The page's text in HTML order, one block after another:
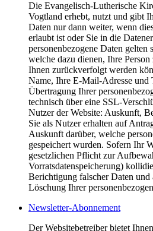
Die Evangelisch-Lutherische
Vogtland erhebt, nutzt und gibt
Daten nur dann weiter, wenn
erlaubt ist oder Sie in die
personenbezogene Daten gelten
welche dazu dienen, Ihre
Ihnen zurückverfolgt werden
Name, Ihre E-Mail-Adresse und
Übertragung Ihrer
technisch über eine SSL-
Nutzer der Website: Auskunft,
Sie als Nutzer erhalten auf
Auskunft darüber, welche
gespeichert wurden. Sofern Ihr
gesetzlichen Pflicht zur
Vorratsdatenspeicherung)
Berichtigung falscher Daten und
Löschung Ihrer
Newsletter-Abonnement
Der Websitebetreiber bietet